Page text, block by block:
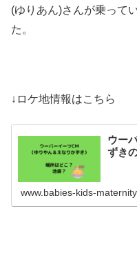
(ゆりあん)さんが乗って
た。
↓ロケ地情報はこちら
ウー
ずき
www.babies-kids-